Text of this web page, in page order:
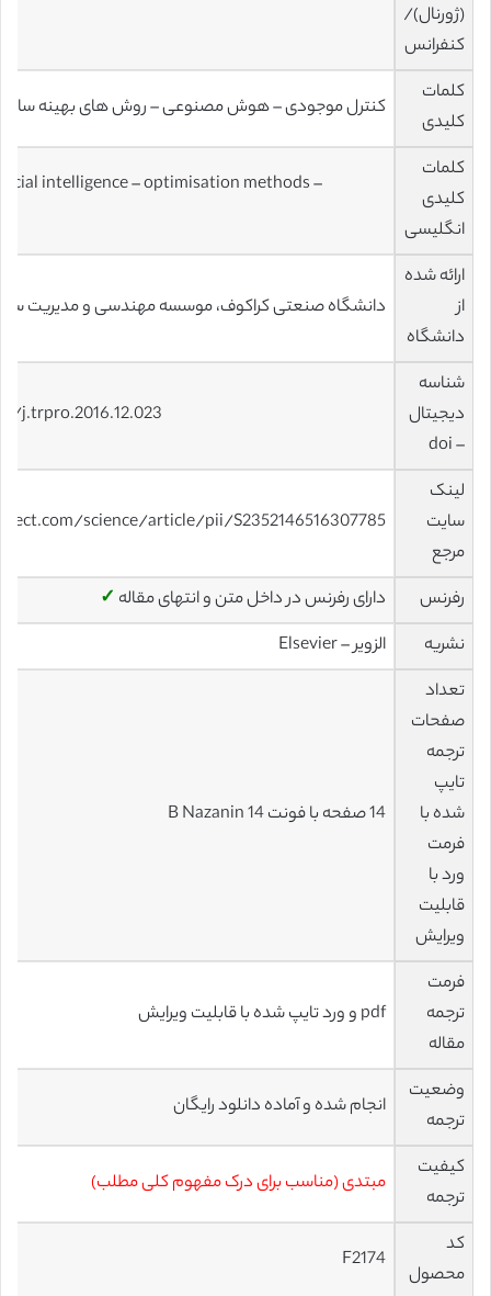
(ژورنال)/
کنفرانس
کلمات
کلیدی
کنترل موجودی – هوش مصنوعی – روش های بهینه
کلمات
کلیدی
انگلیسی
intelligence – optimisation methods –
ارائه شده
از
دانشگاه
دانشگاه صنعتی کراکوف، موسسه مهندسی و مدیریت
شناسه
دیجیتال
– doi
j.trpro.2016.12.023
لینک
سایت
مرجع
science/article/pii/S2352146516307785
رفرنس دارای رفرنس در داخل متن و انتهای مقاله ✓
نشریه
الزویر – Elsevier
تعداد
صفحات
ترجمه
تایپ
شده با
فرمت
ورد با
قابلیت
ویرایش
14 صفحه با فونت 14 B Nazanin
فرمت
ترجمه
مقاله
pdf و ورد تایپ شده با قابلیت ویرایش
وضعیت
ترجمه
انجام شده و آماده دانلود رایگان
کیفیت
ترجمه
مبتدی (مناسب برای درک مفهوم کلی مطلب)
کد
محصول
F2174